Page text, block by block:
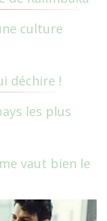
culture
déchire !
les plus
vaut bien le